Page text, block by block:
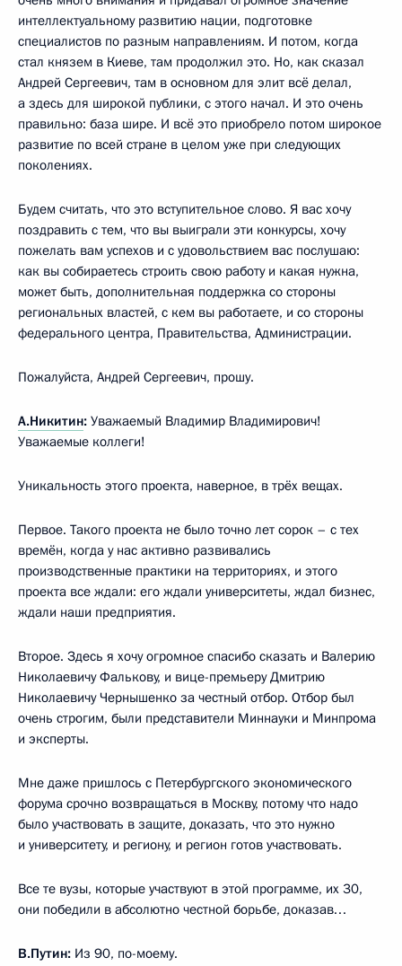
интеллектуальному развитию нации, подготовке
специалистов по разным направлениям. И потом, когда
стал князем в Киеве, там продолжил это. Но, как сказал
Андрей Сергеевич, там в основном для элит всё делал,
а здесь для широкой публики, с этого начал. И это очень
правильно: база шире. И всё это приобрело потом широкое
развитие по всей стране в целом уже при следующих
поколениях.
Будем считать, что это вступительное слово. Я вас хочу
поздравить с тем, что вы выиграли эти конкурсы, хочу
пожелать вам успехов и с удовольствием вас послушаю:
как вы собираетесь строить свою работу и какая нужна,
может быть, дополнительная поддержка со стороны
региональных властей, с кем вы работаете, и со стороны
федерального центра, Правительства, Администрации.
Пожалуйста, Андрей Сергеевич, прошу.
А.Никитин: Уважаемый Владимир Владимирович!
Уважаемые коллеги!
Уникальность этого проекта, наверное, в трёх вещах.
Первое. Такого проекта не было точно лет сорок – с тех
времён, когда у нас активно развивались
производственные практики на территориях, и этого
проекта все ждали: его ждали университеты, ждал бизнес,
ждали наши предприятия.
Второе. Здесь я хочу огромное спасибо сказать и Валерию
Николаевичу Фалькову, и вице-премьеру Дмитрию
Николаевичу Чернышенко за честный отбор. Отбор был
очень строгим, были представители Миннауки и Минпрома
и эксперты.
Мне даже пришлось с Петербургского экономического
форума срочно возвращаться в Москву, потому что надо
было участвовать в защите, доказать, что это нужно
и университету, и региону, и регион готов участвовать.
Все те вузы, которые участвуют в этой программе, их 30,
они победили в абсолютно честной борьбе, доказав…
В.Путин: Из 90, по-моему.